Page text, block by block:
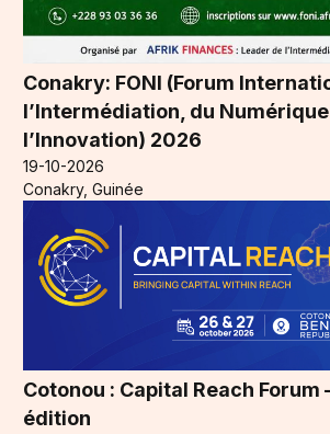
Conakry: FONI (Forum
l’Intermédiation, du
l’Innovation) 2026
19-10-2026
Conakry, Guinée
Cotonou : Capital Reach Forum
édition